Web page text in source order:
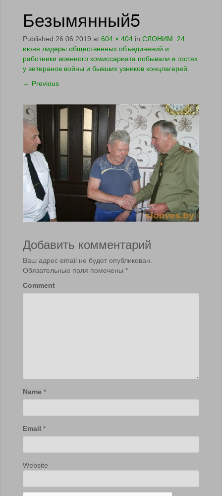
Безымянный5
Published 26.06.2019 at 604 × 404 in СЛОНИМ. 24
июня лидеры общественных объединений и
работники военного комиссариата побывали в гостях
у ветеранов войны и бывших узников концлагерей.
← Previous
Добавить комментарий
Ваш адрес email не будет опубликован.
Обязательные поля помечены *
Comment
Name *
Email *
Website